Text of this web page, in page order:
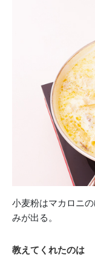
小麦粉はマカロニ
みが出る。
教えてくれたのは